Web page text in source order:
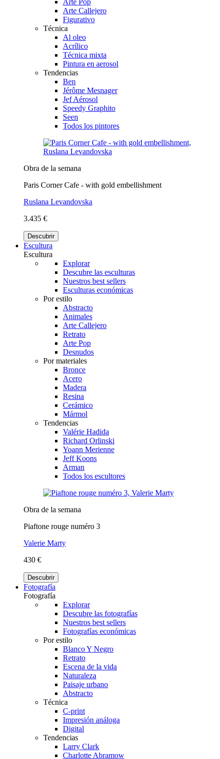
Arte Callejero
Figurativo
Técnica
Al oleo
Acrílico
Técnica mixta
Pintura en aerosol
Tendencias
Ben
Jérôme Mesnager
Jef Aérosol
Speedy Graphito
Seen
Todos los pintores
Obra de la semana
Paris Corner Cafe - with gold embellishment
Ruslana Levandovska
3.435 €
Descubrir
Escultura
Escultura
Explorar
Descubre las esculturas
Nuestros best sellers
Esculturas económicas
Por estilo
Abstracto
Animales
Arte Callejero
Retrato
Arte Pop
Desnudos
Por materiales
Bronce
Acero
Madera
Resina
Cerámico
Mármol
Tendencias
Valérie Hadida
Richard Orlinski
Yoann Merienne
Jeff Koons
Arman
Todos los escultores
Obra de la semana
Piaftone rouge numéro 3
Valerie Marty
430 €
Descubrir
Fotografía
Fotografía
Explorar
Descubre las fotografías
Nuestros best sellers
Fotografías económicas
Por estilo
Blanco Y Negro
Retrato
Escena de la vida
Naturaleza
Paisaje urbano
Abstracto
Técnica
C-print
Impresión análoga
Digital
Tendencias
Larry Clark
Charlotte Abramow